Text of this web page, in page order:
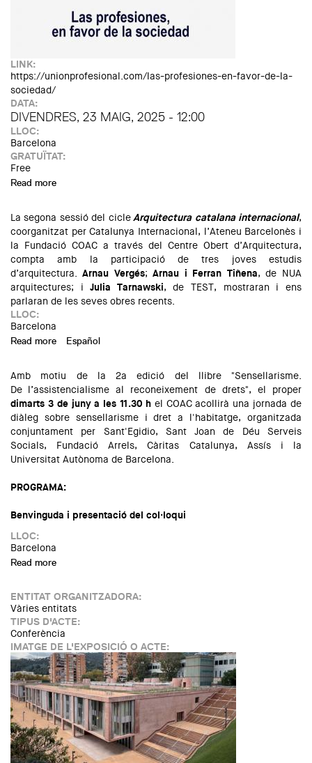
LINK:
https://unionprofesional.com/las-profesiones-en-favor-de-la-
sociedad/
DATA:
DIVENDRES, 23 MAIG, 2025 - 12:00
LLOC:
Barcelona
GRATUÏTAT:
Free
Read more
La segona sessió del cicleArquitectura catalana internacional,
coorganitzat per Catalunya Internacional, l’Ateneu Barcelonès i
la Fundació COAC a través del Centre Obert d’Arquitectura,
compta amb la participació de tres joves estudis
d’arquitectura. Arnau Vergés; Arnau i Ferran Tiñena, de NUA
arquitectures; i Julia Tarnawski, de TEST, mostraran i ens
parlaran de les seves obres recents.
LLOC:
Barcelona
Read more about Els joves, protagonistes de la 2a sessió del cicle
Español
Amb motiu de la 2a edició del llibre "Sensellarisme.
De l’assistencialisme al reconeixement de drets", el proper
dimarts 3 de juny a les 11.30 hel COAC acollirà una jornada de
diàleg sobre sensellarisme i dret a l'habitatge, organitzada
conjuntament per Sant'Egidio, Sant Joan de Déu Serveis
Socials, Fundació Arrels, Càritas Catalunya, Assís i la
Universitat Autònoma de Barcelona.
PROGRAMA:
Benvinguda i presentació del col·loqui
LLOC:
Barcelona
Read more
ENTITAT ORGANITZADORA:
Vàries entitats
TIPUS D'ACTE:
Conferència
IMATGE DE L'EXPOSICIÓ O ACTE: